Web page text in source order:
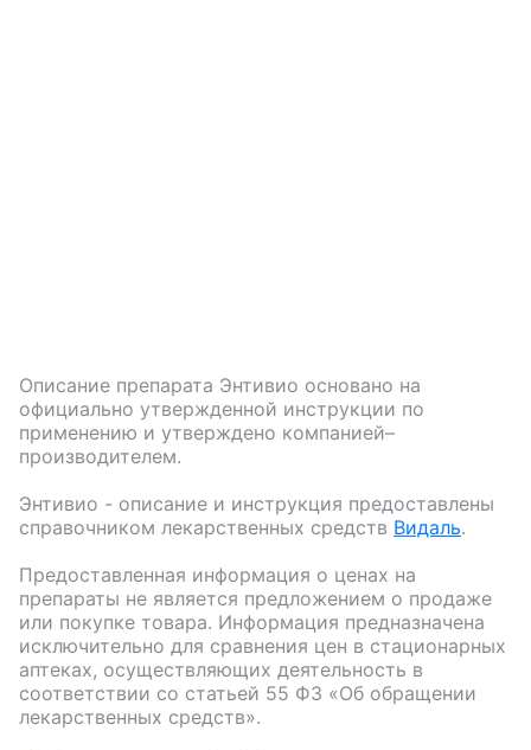
Описание препарата Энтивио основано на
официально утвержденной инструкции по
применению и утверждено компанией–
производителем.
Энтивио - описание и инструкция предоставлены
справочником лекарственных средств Видаль.
Предоставленная информация о ценах на
препараты не является предложением о продаже
или покупке товара. Информация предназначена
исключительно для сравнения цен в стационарных
аптеках, осуществляющих деятельность в
соответствии со статьей 55 ФЗ «Об обращении
лекарственных средств».